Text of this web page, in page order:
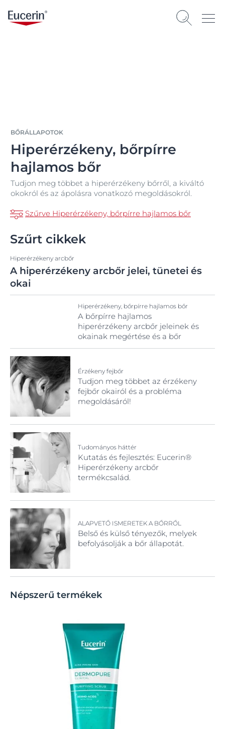
BŐRÁLLAPOTOK
Hiperérzékeny, bőrpírre
hajlamos bőr
Tudjon meg többet a hiperérzékeny bőrről, a kiváltó
okokról és az ápolásra vonatkozó megoldásokról.
Szűrve Hiperérzékeny, bőrpírre hajlamos bőr
Szűrt cikkek
Hiperérzékeny arcbőr
A hiperérzékeny arcbőr jelei, tünetei és
okai
Hiperérzékeny, bőrpírre hajlamos bőr
A bőrpírre hajlamos
hiperérzékeny arcbőr jeleinek és
okainak megértése és a bőr
ápolása.
Érzékeny fejbőr
Tudjon meg többet az érzékeny
fejbőr okairól és a probléma
megoldásáról!
Tudományos háttér
Kutatás és fejlesztés: Eucerin®
Hiperérzékeny arcbőr
termékcsalád.
ALAPVETŐ ISMERETEK A BŐRRŐL
Belső és külső tényezők, melyek
befolyásolják a bőr állapotát.
Népszerű termékek